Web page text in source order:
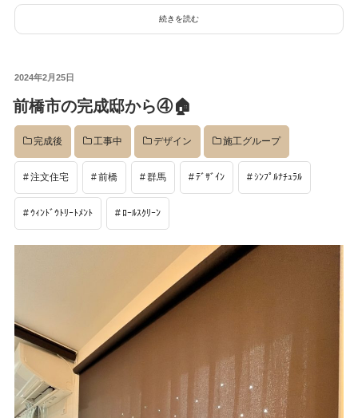
続きを読む
投
日:
2024年2月25日
前橋市の完成邸から④🏠
完成後 工事中 デザイン 施工グループ
注文住宅 前橋 群馬 ﾃﾞｻﾞｲﾝ ｼﾝﾌﾟﾙﾅﾁｭﾗﾙ
ｳｨﾝﾄﾞｳﾄﾘｰﾄﾒﾝﾄ ﾛｰﾙｽｸﾘｰﾝ